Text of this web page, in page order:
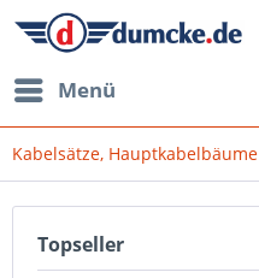
Menü
Kabelsätze, Hauptkabelbäume
Topseller